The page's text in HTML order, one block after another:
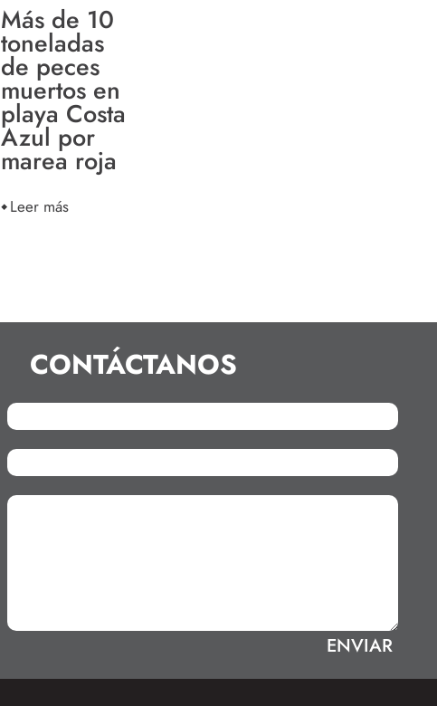
Más de 10
toneladas
de peces
muertos en
playa Costa
Azul por
marea roja
Leer más
CONTÁCTANOS